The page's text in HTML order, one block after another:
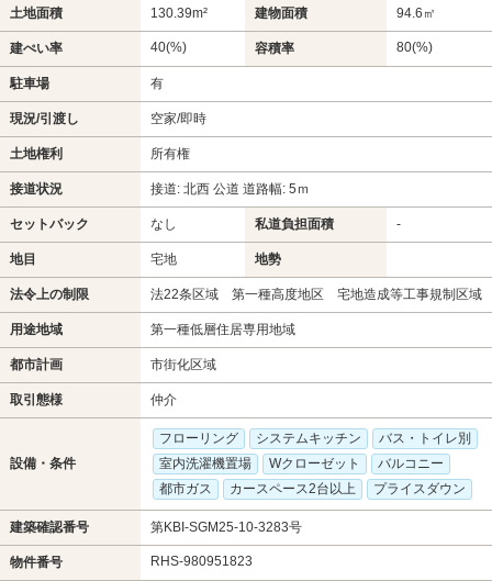
土地面積 130.39m² 建物面積 94.6㎡
建ぺい率 40(%) 容積率 80(%)
駐車場 有
現況/引渡し 空家/即時
土地権利 所有権
接道状況 接道: 北西 公道 道路幅: 5ｍ
セットバック なし 私道負担面積 -
地目 宅地 地勢
法令上の制限 法22条区域 第一種高度地区 宅地造成等工事規制区域
用途地域 第一種低層住居専用地域
都市計画 市街化区域
取引態様 仲介
設備・条件
フローリング システムキッチン
バス・トイレ別
室内洗濯機置場
Wクローゼット
バルコニー
都市ガス
カースペース2台以上 プライスダウン
建築確認番号 第KBI-SGM25-10-3283号
物件番号 RHS-980951823